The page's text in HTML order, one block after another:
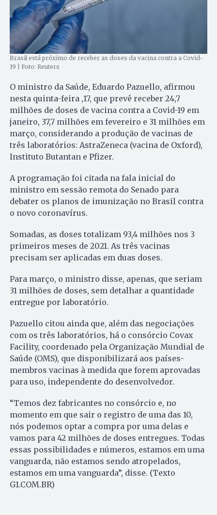
Brasil está próximo de receber as doses da vacina contra a Covid-
19 | Foto: Reuters
O ministro da Saúde, Eduardo Pazuello, afirmou
nesta quinta-feira ,17, que prevê receber 24,7
milhões de doses de vacina contra a Covid-19 em
janeiro, 37,7 milhões em fevereiro e 31 milhões em
março, considerando a produção de vacinas de
três laboratórios: AstraZeneca (vacina de Oxford),
Instituto Butantan e Pfizer.
A programação foi citada na fala inicial do
ministro em sessão remota do Senado para
debater os planos de imunização no Brasil contra
o novo coronavírus.
Somadas, as doses totalizam 93,4 milhões nos 3
primeiros meses de 2021. As três vacinas
precisam ser aplicadas em duas doses.
Para março, o ministro disse, apenas, que seriam
31 milhões de doses, sem detalhar a quantidade
entregue por laboratório.
Pazuello citou ainda que, além das negociações
com os três laboratórios, há o consórcio Covax
Facility, coordenado pela Organização Mundial de
Saúde (OMS), que disponibilizará aos países-
membros vacinas à medida que forem aprovadas
para uso, independente do desenvolvedor.
“Temos dez fabricantes no consórcio e, no
momento em que sair o registro de uma das 10,
nós podemos optar a compra por uma delas e
vamos para 42 milhões de doses entregues. Todas
essas possibilidades e números, estamos em uma
vanguarda, não estamos sendo atropelados,
estamos em uma vanguarda”, disse. (Texto
G1.COM.BR)